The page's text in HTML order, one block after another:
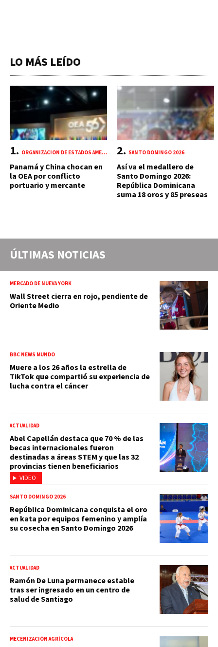
LO MÁS LEÍDO
ORGANIZACIÓN DE ESTADOS AMERICANOS (OEA)
Panamá y China chocan en
la OEA por conflicto
portuario y mercante
SANTO DOMINGO 2026
Así va el medallero de
Santo Domingo 2026:
República Dominicana
suma 18 oros y 85 preseas
ÚLTIMAS NOTICIAS
MERCADO DE NUEVA YORK
Wall Street cierra en rojo, pendiente de
Oriente Medio
BBC NEWS MUNDO
Muere a los 26 años la estrella de
TikTok que compartió su experiencia de
lucha contra el cáncer
VIDEO
ACTUALIDAD
Abel Capellán destaca que 70 % de las
becas internacionales fueron
destinadas a áreas STEM y que las 32
provincias tienen beneficiarios
SANTO DOMINGO 2026
República Dominicana conquista el oro
en kata por equipos femenino y amplía
su cosecha en Santo Domingo 2026
ACTUALIDAD
Ramón De Luna permanece estable
tras ser ingresado en un centro de
salud de Santiago
MECENIZACIÓN AGRÍCOLA